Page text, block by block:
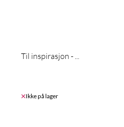
Til inspirasjon - ...
Ikke på lager